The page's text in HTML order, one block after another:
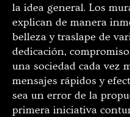
la idea general. Los
explican de manera
belleza y traslape de
dedicación,
una sociedad cada vez
mensajes rápidos y
sea un error de la
primera iniciativa